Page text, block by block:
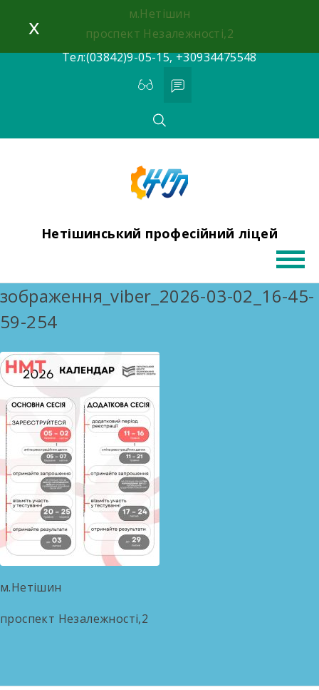
content
м.Нетішин
проспект Незалежності,2
Тел:(03842)9-05-15, +30934475548
Нетішинський професійний ліцей
зображення_viber_2026-03-02_16-45-
59-254
м.Нетішин
проспект Незалежності,2
x